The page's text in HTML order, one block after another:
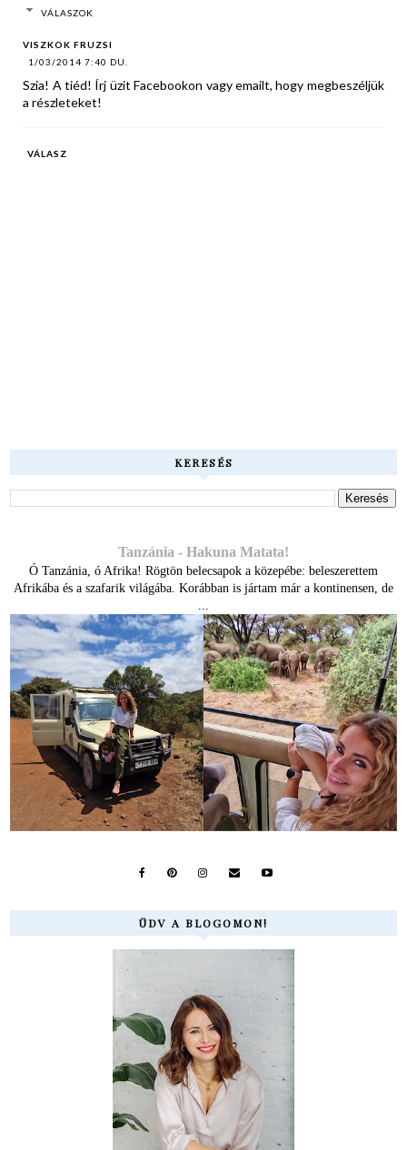
VÁLASZOK
VISZKOK FRUZSI
1/03/2014 7:40 DU.
Szia! A tiéd! Írj üzit Facebookon vagy emailt, hogy megbeszéljük
a részleteket!
VÁLASZ
KERESÉS
Tanzánia - Hakuna Matata!
Ó Tanzánia, ó Afrika! Rögtön belecsapok a közepébe: beleszerettem
Afrikába és a szafarik világába. Korábban is jártam már a kontinensen, de
ÜDV A BLOGOMON!